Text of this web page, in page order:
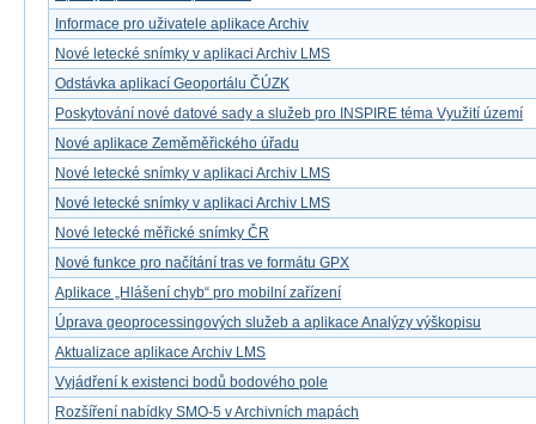
Informace pro uživatele aplikace Archiv
Nové letecké snímky v aplikaci Archiv LMS
Odstávka aplikací Geoportálu ČÚZK
Poskytování nové datové sady a služeb pro INSPIRE téma Využití území
Nové aplikace Zeměměřického úřadu
Nové letecké snímky v aplikaci Archiv LMS
Nové letecké snímky v aplikaci Archiv LMS
Nové letecké měřické snímky ČR
Nové funkce pro načítání tras ve formátu GPX
Aplikace „Hlášení chyb“ pro mobilní zařízení
Úprava geoprocessingových služeb a aplikace Analýzy výškopisu
Aktualizace aplikace Archiv LMS
Vyjádření k existenci bodů bodového pole
Rozšíření nabídky SMO-5 v Archivních mapách